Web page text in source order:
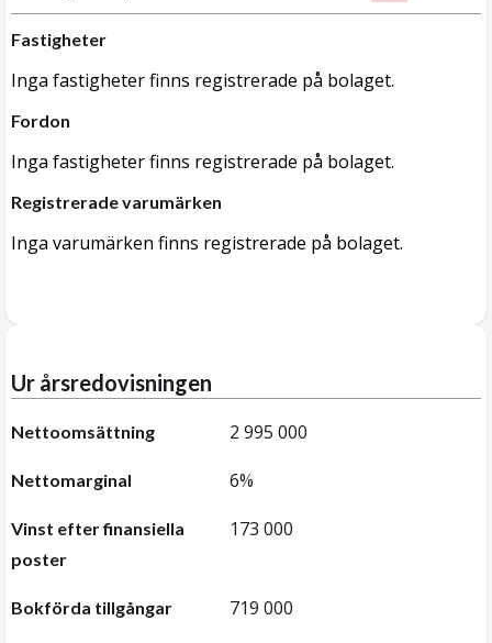
Fastigheter
Inga fastigheter finns registrerade på bolaget.
Fordon
Inga fastigheter finns registrerade på bolaget.
Registrerade varumärken
Inga varumärken finns registrerade på bolaget.
Ur årsredovisningen
Nettoomsättning 2 995 000
Nettomarginal 6%
Vinst efter finansiella
poster
173 000
Bokförda tillgångar 719 000